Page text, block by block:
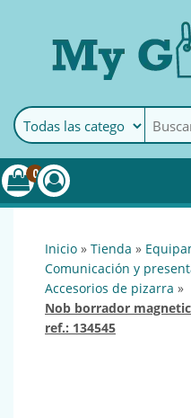
MyGoods ·
0
inicio » tienda »
comunicación y
accesorios de pizarra »
nob borrador magnetico 4×7,5x16cm (34533421)
ref.: 134545